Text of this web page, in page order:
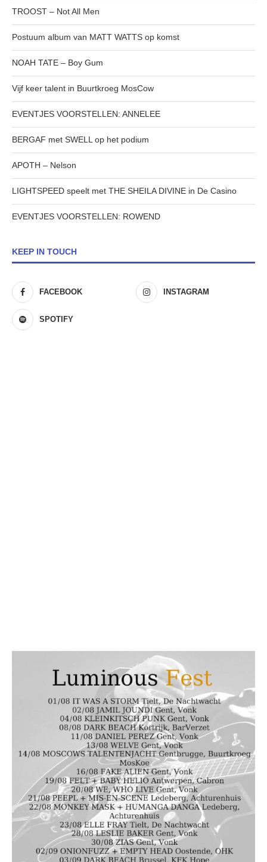
TROOST – Not All Men
Postuum album van MATT WATTS op komst
NOAH TATE – Boy Gum
Vijf keer talent in Buurtkroeg MosCow
EVENTJES VOORSTELLEN: ANNELEE
BERGAF met SWELL op het podium
APOTH – Nelson
LIGHTSPEED speelt met THE SHEILA DIVINE in De Casino
EVENTJES VOORSTELLEN: ROWEND
KEEP IN TOUCH
FACEBOOK INSTAGRAM
SPOTIFY